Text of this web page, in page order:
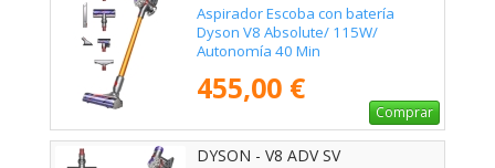
Aspirador Escoba con batería
Dyson V8 Absolute/ 115W/
Autonomía 40 Min
455,00 €
Comprar
DYSON - V8 ADV SV